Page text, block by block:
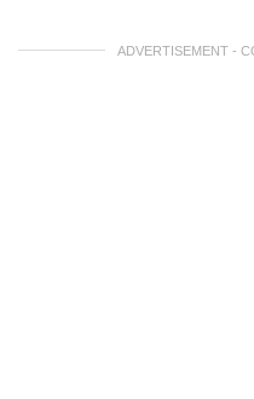
ADVERTISEMENT -